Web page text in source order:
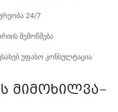
24/7
შემოწმება
უფასო კონსულტაცია
მიმოხილვა